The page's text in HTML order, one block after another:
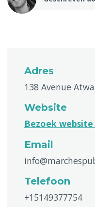
Adres
138 Avenue
Website
Bezoek
Email
Telefoon
+15149377754